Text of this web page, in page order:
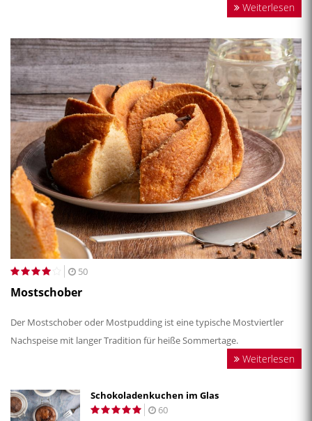
Weiterlesen
50
Mostschober
Der Mostschober oder Mostpudding ist eine typische Mostviertler
Nachspeise mit langer Tradition für heiße Sommertage.
Weiterlesen
Schokoladenkuchen im Glas
60